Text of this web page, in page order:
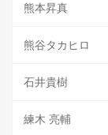
熊本昇真
熊谷タカヒロ
石井貴樹
練木 亮輔